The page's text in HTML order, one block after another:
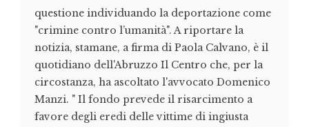
questione individuando la deportazione come
"crimine contro l’umanità". A riportare la
notizia, stamane, a firma di Paola Calvano, è il
quotidiano dell'Abruzzo Il Centro che, per la
circostanza, ha ascoltato l'avvocato Domenico
Manzi. " Il fondo prevede il risarcimento a
favore degli eredi delle vittime di ingiusta